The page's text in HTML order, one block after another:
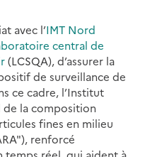
avec l’IMT Nord
central de
(LCSQA), d’assurer la
de surveillance de
ce cadre, l’Institut
la composition
fines en milieu
renforcé